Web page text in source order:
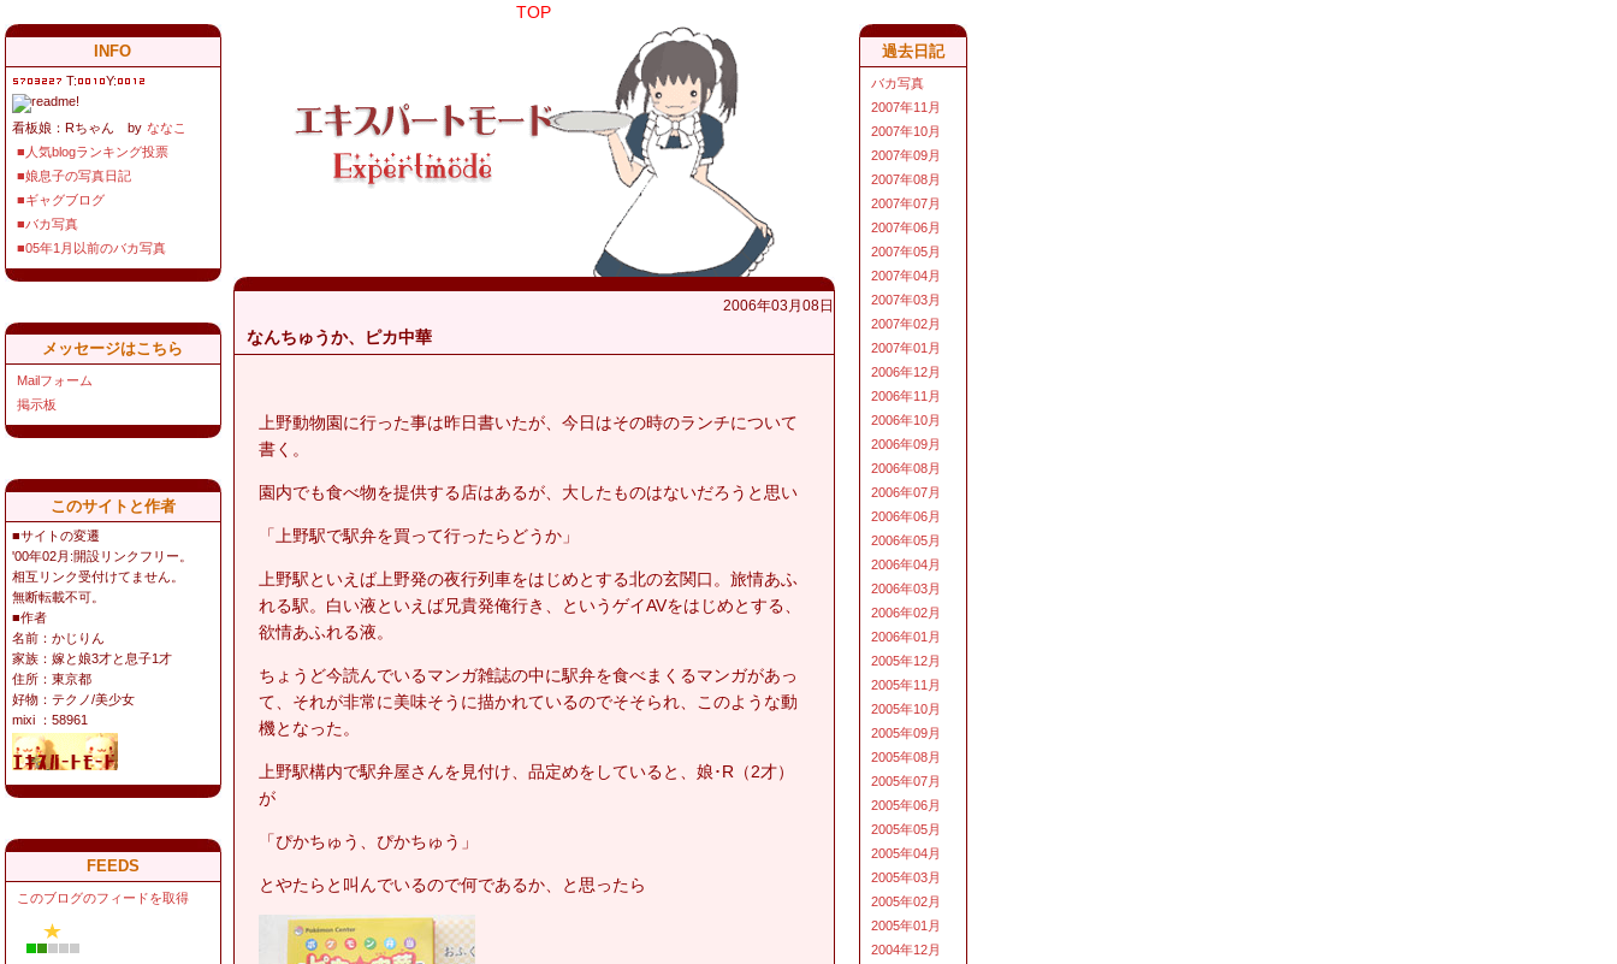
TOP
2006年03月08日
なんちゅうか、ピカ中華
上野動物園に行った事は昨日書いたが、今日はその時のランチについて
書く。
園内でも食べ物を提供する店はあるが、大したものはないだろうと思い
「上野駅で駅弁を買って行ったらどうか」
上野駅といえば上野発の夜行列車をはじめとする北の玄関口。旅情あふ
れる駅。白い液といえば兄貴発俺行き、というゲイAVをはじめとする、
欲情あふれる液。
ちょうど今読んでいるマンガ雑誌の中に駅弁を食べまくるマンガがあっ
て、それが非常に美味そうに描かれているのでそそられ、このような動
機となった。
上野駅構内で駅弁屋さんを見付け、品定めをしていると、娘･R（2才）
が
「ぴかちゅう、ぴかちゅう」
とやたらと叫んでいるので何であるか、と思ったら
INFO
T: Y:
看板娘：Rちゃん by ななこ
■人気blogランキング投票
■娘息子の写真日記
■ギャグブログ
■バカ写真
■05年1月以前のバカ写真
メッセージはこちら
Mailフォーム
掲示板
このサイトと作者
■サイトの変遷
'00年02月:開設リンクフリー。
相互リンク受付けてません。
無断転載不可。
■作者
名前：かじりん
家族：嫁と娘3才と息子1才
住所：東京都
好物：テクノ/美少女
mixi ：58961
FEEDS
このブログのフィードを取得
過去日記
バカ写真
2007年11月
2007年10月
2007年09月
2007年08月
2007年07月
2007年06月
2007年05月
2007年04月
2007年03月
2007年02月
2007年01月
2006年12月
2006年11月
2006年10月
2006年09月
2006年08月
2006年07月
2006年06月
2006年05月
2006年04月
2006年03月
2006年02月
2006年01月
2005年12月
2005年11月
2005年10月
2005年09月
2005年08月
2005年07月
2005年06月
2005年05月
2005年04月
2005年03月
2005年02月
2005年01月
2004年12月